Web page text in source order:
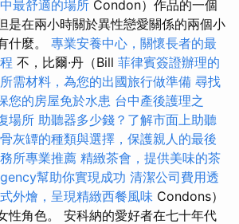
最舒適的場所 Condon）作品的一個
是在兩小時關於異性戀愛關係的兩個小
什麼。 專業安養中心，關懷長者的最
不，比爾·丹（Bill 菲律賓簽證辦理的
需材料，為您的出國旅行做準備 尋找
您的房屋免於水患 台中產後護理之
場所 助聽器多少錢？了解市面上助聽
灰罈的種類與選擇，保護親人的最後
所專業推薦 精緻茶會，提供美味的茶
幫助你實現成功 清潔公司費用透
外燴，呈現精緻西餐風味 Condons）
性角色。 安科納的愛好者在七十年代